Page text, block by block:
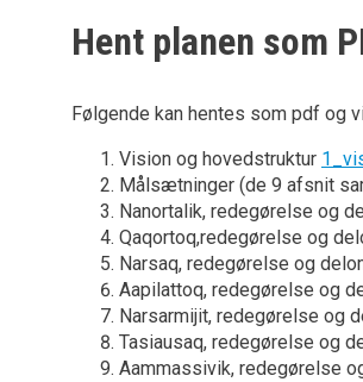
Hent planen som
Følgende kan hentes som pdf og
Vision og hovedstruktur
Målsætninger (de 9 afsnit
Nanortalik, redegørelse og
Qaqortoq,redegørelse og
Narsaq, redegørelse og
Aapilattoq, redegørelse og
Narsarmijit, redegørelse og
Tasiausaq, redegørelse og
Aammassivik, redegørelse